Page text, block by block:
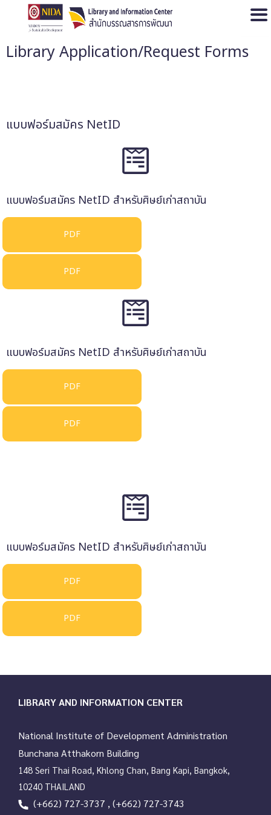
Library Application/Request Forms
แบบฟอร์มสมัคร NetID
แบบฟอร์มสมัคร NetID สำหรับศิษย์เก่าสถาบัน
แบบฟอร์มสมัคร NetID สำหรับศิษย์เก่าสถาบัน
แบบฟอร์มสมัคร NetID สำหรับศิษย์เก่าสถาบัน
LIBRARY AND INFORMATION CENTER
National Institute of Development Administration
Bunchana Atthakorn Building
148 Seri Thai Road, Khlong Chan, Bang Kapi, Bangkok,
10240 THAILAND
(+662) 727-3737 , (+662) 727-3743